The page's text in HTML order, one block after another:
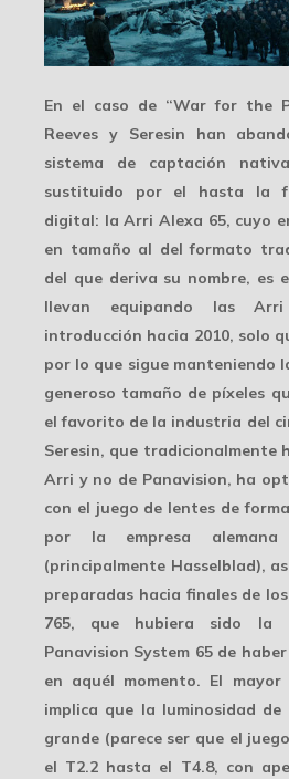
En el caso de “War for the
Reeves y Seresin han
sistema de captación
sustituido por el hasta la
digital: laArri Alexa 65, cuyo
en tamaño al del formato
del que deriva su nombre, es
llevan equipando las
introducción hacia 2010, solo
por lo que sigue manteniendo
generoso tamaño de píxeles
el favorito de la industria del
Seresin, que tradicionalmente
Arri y no de Panavision, ha
con el juego de lentes de
por la empresa
(principalmente Hasselblad),
preparadas hacia finales de
765, que hubiera sido la
Panavision System 65 de
en aquél momento. El
implica que la luminosidad de
grande (parece ser que el
el T2.2 hasta el T4.8, con